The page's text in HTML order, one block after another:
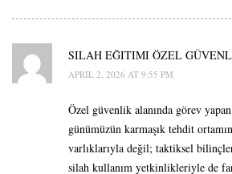
SILAH EĞITIMI ÖZEL
APRIL 2, 2026 AT 9:55 PM
Özel güvenlik alanında görev
günümüzün karmaşık tehdit
varlıklarıyla değil; taktiksel
silah kullanım yetkinlikleriyle de